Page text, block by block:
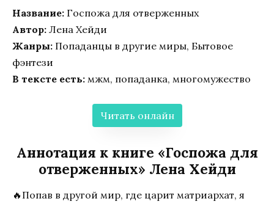
Название: Госпожа для отверженных
Автор: Лена Хейди
Жанры: Попаданцы в другие миры, Бытовое
фэнтези
В тексте есть: мжм, попаданка, многомужество
Читать онлайн
Аннотация к книге «Госпожа для
отверженных» Лена Хейди
🔥Попав в другой мир, где царит матриархат, я